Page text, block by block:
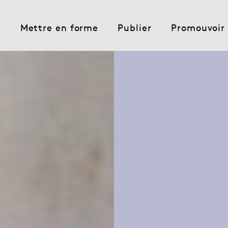
Mettre en forme Publier Promouvoir